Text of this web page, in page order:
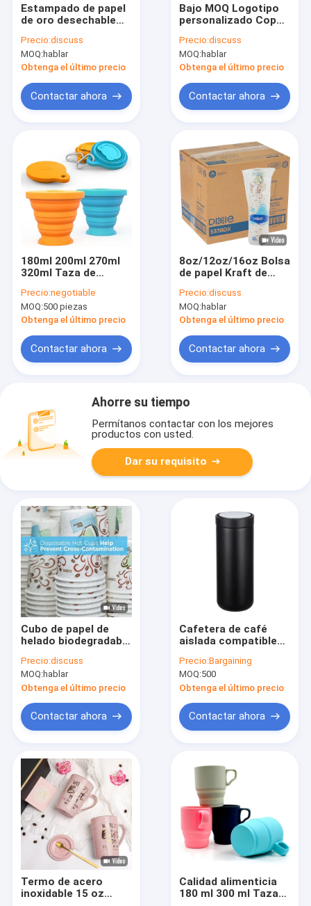
Estampado de papel
de oro desechable
para llevar de pared
doble tazas de papel
de café con tapa
Precio:discuss
MOQ:hablar
Obtenga el último precio
Contactar ahora
Bajo MOQ Logotipo
personalizado Copa
helados, tazón de
postre con tapa,
copa de helados con
Precio:discuss
MOQ:hablar
Obtenga el último precio
Contactar ahora
180ml 200ml 270ml
320ml Taza de
de silicona Logotipo
personalizado
Precio:negotiable
MOQ:500 piezas
Obtenga el último precio
Contactar ahora
8oz/12oz/16oz Bolsa
de papel Kraft de
de bebidas zumo de
té caliente leche
café tazas de papel
Precio:discuss
MOQ:hablar
Obtenga el último precio
Contactar ahora
Ahorre su tiempo
Permítanos contactar con los mejores
productos con usted.
Dar su requisito
Cubo de papel de
helado biodegradable
medio ambiente con
tapa, vasos de
postre de papel,
cubos de papel para
ensaladas de helado
y yogur
Precio:discuss
MOQ:hablar
Obtenga el último precio
Contactar ahora
Cafetera de café
aislada compatible
moderna y práctica
Precio:Bargaining
MOQ:500
Obtenga el último precio
Contactar ahora
Termo de acero
inoxidable 15 oz
Calidad alimenticia
180 ml 300 ml Taza